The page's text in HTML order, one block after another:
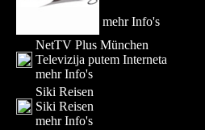
mehr Info's
NetTV Plus München
Televizija putem Interneta
mehr Info's
Siki Reisen
Siki Reisen
mehr Info's